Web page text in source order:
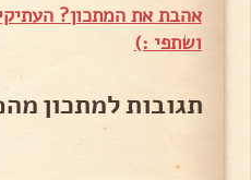
אהבת את המתכון?
ושתפי :)
תגובות למתכון